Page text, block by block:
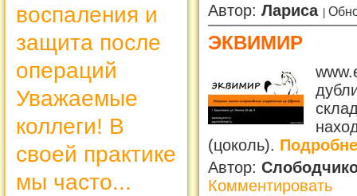
воспаления и
защита после
операций
Уважаемые
коллеги! В
своей практике
мы часто...
Автор: Лариса
ЭКВИМИР
(цоколь).
Автор:
Комментировать